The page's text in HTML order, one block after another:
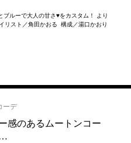
ブルーで大人の甘さ♥をカスタム！ より
リスト／角田かおる 構成／湯口かおり
ーデ
感のあるムートンコー
…